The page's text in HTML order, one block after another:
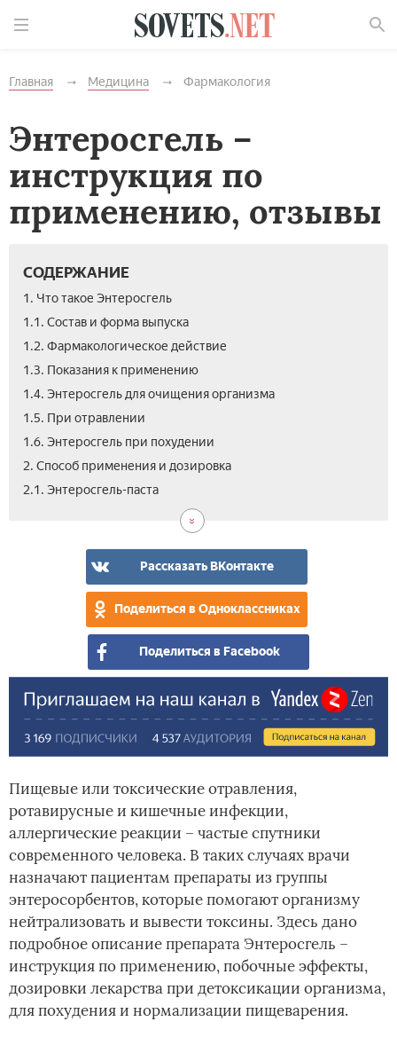
Главная Медицина Фармакология
Энтеросгель –
инструкция по
применению, отзывы
СОДЕРЖАНИЕ
1. Что такое Энтеросгель
1.1. Состав и форма выпуска
1.2. Фармакологическое действие
1.3. Показания к применению
1.4. Энтеросгель для очищения организма
1.5. При отравлении
1.6. Энтеросгель при похудении
2. Способ применения и дозировка
2.1. Энтеросгель-паста
Рассказать ВКонтакте
Поделиться в Одноклассниках
Поделиться в Facebook
Пищевые или токсические отравления,
ротавирусные и кишечные инфекции,
аллергические реакции – частые спутники
современного человека. В таких случаях врачи
назначают пациентам препараты из группы
энтеросорбентов, которые помогают организму
нейтрализовать и вывести токсины. Здесь дано
подробное описание препарата Энтеросгель –
инструкция по применению, побочные эффекты,
дозировки лекарства при детоксикации организма,
для похудения и нормализации пищеварения.